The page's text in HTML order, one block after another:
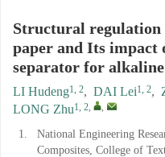
Structural regulation
paper and Its impact
separator for
LI Hudeng1, 2, DAI Lei1, 2,
LONG Zhu1, 2, ,
1.
National Engineering
Composites, College of